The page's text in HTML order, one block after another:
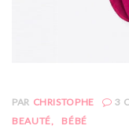
PAR CHRISTOPHE 3
BEAUTÉ
BÉBÉ